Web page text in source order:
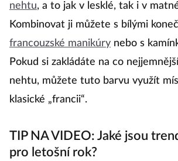
nehtu, a to jak v lesklé, tak i v
Kombinovat ji můžete s bílými
francouzské manikúry nebo s
Pokud si zakládáte na co
nehtu, můžete tuto barvu využít
klasické „francii“.
TIP NA VIDEO: Jaké jsou
pro letošní rok?